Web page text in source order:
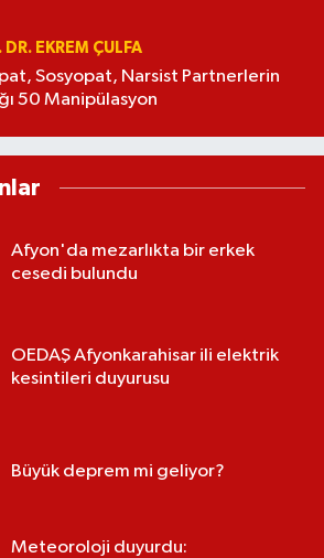
DR. EKREM ÇULFA
Sosyopat, Narsist Partnerlerin
50 Manipülasyon
Afyon'da mezarlıkta bir erkek
cesedi bulundu
OEDAŞ Afyonkarahisar ili elektrik
kesintileri duyurusu
Büyük deprem mi geliyor?
Meteoroloji duyurdu: